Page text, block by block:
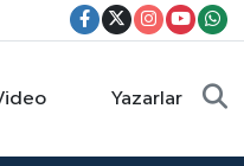
Yazarlar